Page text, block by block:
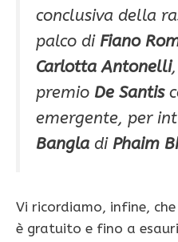
conclusiva della
palco diFiano
Carlotta Antonelli
premio De Santis
emergente, per
Bangla di Phaim
Vi ricordiamo, infine,
è gratuito e fino a